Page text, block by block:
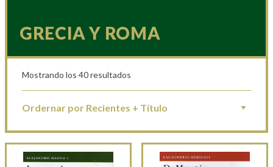
GRECIA Y ROMA
Mostrando los 40 resultados